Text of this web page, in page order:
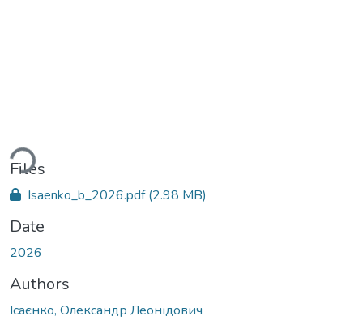
Files
Isaenko_b_2026.pdf(2.98 MB)
Date
2026
Authors
Ісаєнко, Олександр Леонідович